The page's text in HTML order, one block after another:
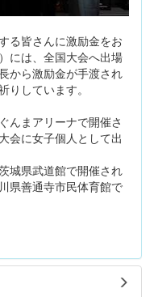
る皆さんに激励金をお
には、全国大会へ出場
から激励金が手渡され
りしています。
んまアリーナで開催さ
会に女子個人として出
城県武道館で開催され
県善通寺市民体育館で